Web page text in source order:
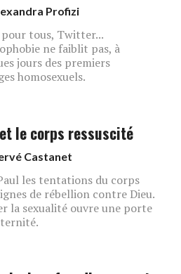
Profizi
tous, Twitter...
ne faiblit pas, à
jours des premiers
homosexuels.
le corps ressuscité
Castanet
les tentations du corps
de rébellion contre Dieu.
la sexualité ouvre une porte